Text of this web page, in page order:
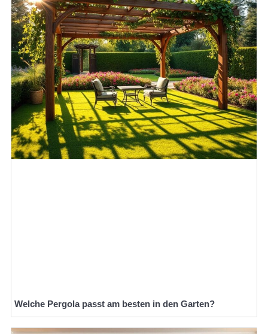
Welche Pergola passt am besten in den Garten?